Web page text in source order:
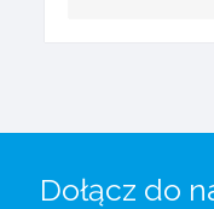
Dołącz do